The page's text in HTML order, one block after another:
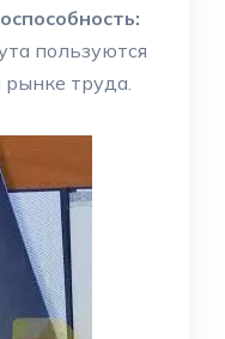
пользуются
труда.